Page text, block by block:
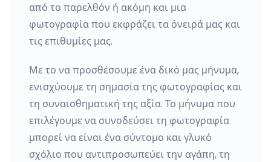
από το παρελθόν ή ακόμη και μια
φωτογραφία που εκφράζει τα όνειρά μας και
τις επιθυμίες μας.
Με το να προσθέσουμε ένα δικό μας μήνυμα,
ενισχύουμε τη σημασία της φωτογραφίας και
τη συναισθηματική της αξία. Το μήνυμα που
επιλέγουμε να συνοδεύσει τη φωτογραφία
μπορεί να είναι ένα σύντομο και γλυκό
σχόλιο που αντιπροσωπεύει την αγάπη, τη